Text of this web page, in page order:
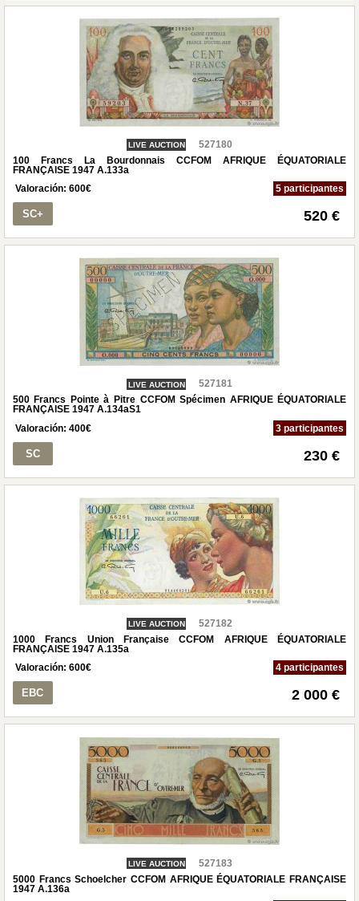
LIVE AUCTION
527180
100 Francs La Bourdonnais CCFOM AFRIQUE ÉQUATORIALE
FRANÇAISE 1947 A.133a
Valoración: 600€ 5 participantes
SC+ 520 €
LIVE AUCTION
527181
500 Francs Pointe à Pitre CCFOM Spécimen AFRIQUE ÉQUATORIALE
FRANÇAISE 1947 A.134aS1
Valoración: 400€ 3 participantes
SC 230 €
LIVE AUCTION
527182
1000 Francs Union Française CCFOM AFRIQUE ÉQUATORIALE
FRANÇAISE 1947 A.135a
Valoración: 600€ 4 participantes
EBC 2 000 €
LIVE AUCTION
527183
5000 Francs Schoelcher CCFOM AFRIQUE ÉQUATORIALE FRANÇAISE
1947 A.136a